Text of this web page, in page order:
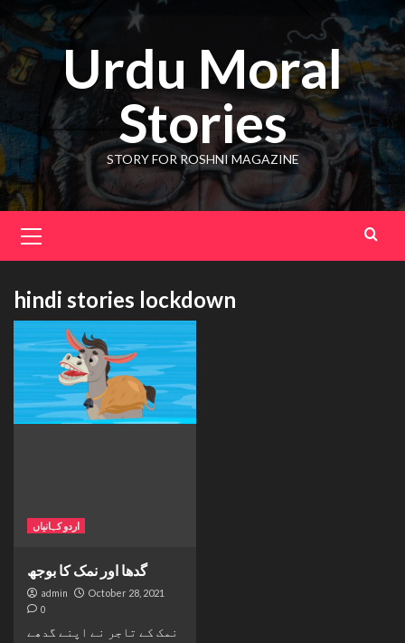
to
content
Urdu Moral
Stories
STORY FOR ROSHNI MAGAZINE
Menu
hindi stories lockdown
اردو کہانیاں
گدھا اور نمک کا بوجھ
admin October 28, 2021
0
نمک کے تاجر نے اپنے گدھے